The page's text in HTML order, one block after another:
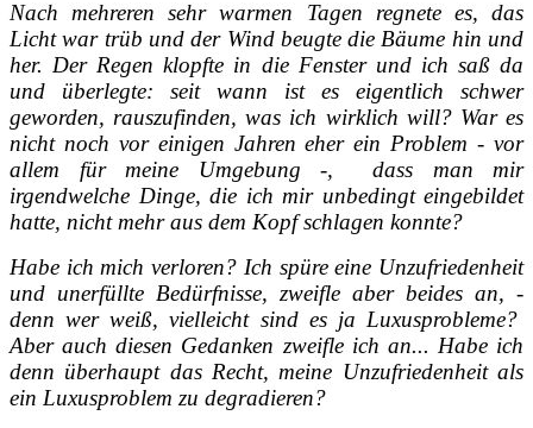
Nach mehreren sehr warmen Tagen regnete es, das
Licht war trüb und der Wind beugte die Bäume hin und
her. Der Regen klopfte in die Fenster und ich saß da
und überlegte: seit wann ist es eigentlich schwer
geworden, rauszufinden, was ich wirklich will? War es
nicht noch vor einigen Jahren eher ein Problem - vor
allem für meine Umgebung -, dass man mir
irgendwelche Dinge, die ich mir unbedingt eingebildet
hatte, nicht mehr aus dem Kopf schlagen konnte?
Habe ich mich verloren? Ich spüre eine Unzufriedenheit
und unerfüllte Bedürfnisse, zweifle aber beides an, -
denn wer weiß, vielleicht sind es ja Luxusprobleme?
Aber auch diesen Gedanken zweifle ich an... Habe ich
denn überhaupt das Recht, meine Unzufriedenheit als
ein Luxusproblem zu degradieren?